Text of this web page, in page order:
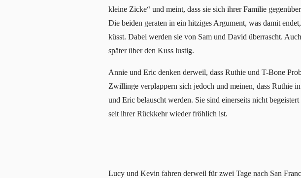
kleine Zicke“ und meint, dass sie sich ihrer Familie
Die beiden geraten in ein hitziges Argument, was damit
küsst. Dabei werden sie von Sam und David überrascht.
später über den Kuss lustig.
Annie und Eric denken derweil, dass Ruthie und T-Bone
Zwillinge verplappern sich jedoch und meinen, dass Ruthie
und Eric belauscht werden. Sie sind einerseits nicht
seit ihrer Rückkehr wieder fröhlich ist.
Lucy und Kevin fahren derweil für zwei Tage nach San